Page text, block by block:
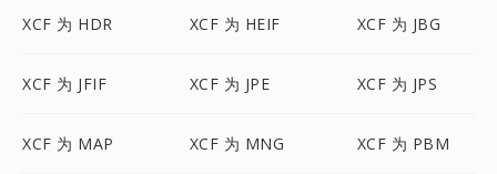
XCF 为 HDR XCF 为 HEIF XCF 为 JBG
XCF 为 JFIF XCF 为 JPE XCF 为 JPS
XCF 为 MAP XCF 为 MNG XCF 为 PBM